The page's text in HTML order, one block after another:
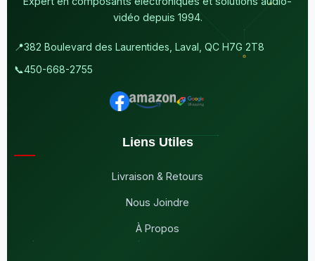
vidéo depuis 1994.
📍382 Boulevard des Laurentides, Laval, QC H7G 2T8
📞450-668-2755
Liens Utiles
Livraison & Retours
Nous Joindre
À Propos